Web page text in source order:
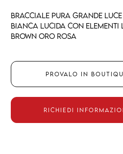
Bracciale pura grande
bianca lucida con elementi
brown oro rosa
Provalo in
Richiedi